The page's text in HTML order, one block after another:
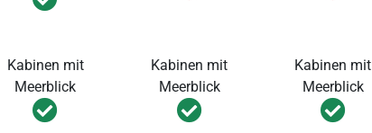
Kabinen mit
Meerblick
Kabinen mit
Meerblick
Kabinen mit
Meerblick